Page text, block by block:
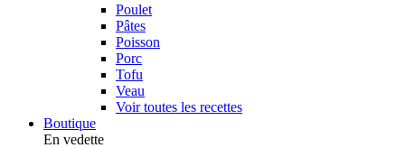
Poulet
Pâtes
Poisson
Porc
Tofu
Veau
Voir toutes les recettes
Boutique
En vedette